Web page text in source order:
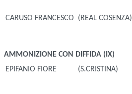
CARUSO FRANCESCO (REAL COSENZA)
AMMONIZIONE CON DIFFIDA (IX)
EPIFANIO FIORE
(S.CRISTINA)